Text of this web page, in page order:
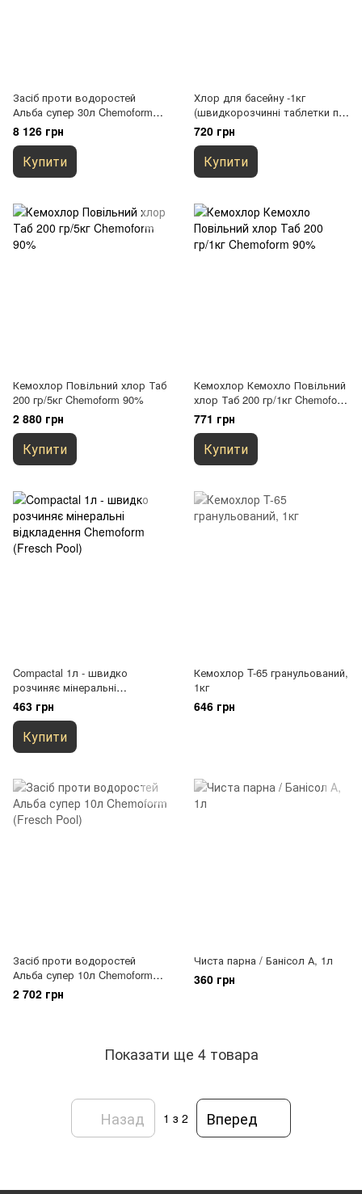
Засіб проти водоростей
Альба супер 30л Chemoform
(Fresch Pool)
8 126 грн
Купити
Хлор для басейну -1кг
(швидкорозчинні таблетки по
20 г) Chemoform (Fresch Pool)
трихлоізоціанурова кислота
720 грн
Купити
Кемохлор Повільний хлор Таб
200 гр/5кг Chemoform 90%
2 880 грн
Купити
Кемохлор Кемохло Повільний
хлор Таб 200 гр/1кг Chemoform
90%
771 грн
Купити
Compactal 1л - швидко
розчиняє мінеральні
відкладення Chemoform
(Fresch Pool)
463 грн
Купити
Кемохлор T-65 гранульований,
1кг
646 грн
Засіб проти водоростей
Альба супер 10л Chemoform
(Fresch Pool)
2 702 грн
Чиста парна / Банісол А, 1л
360 грн
Показати ще 4 товара
Назад 1 з 2 Вперед